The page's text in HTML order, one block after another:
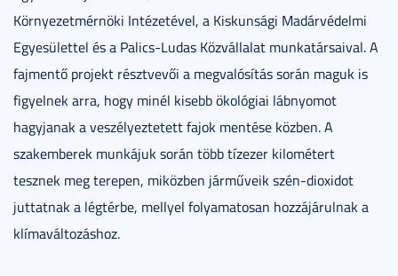
Környezetmérnöki Intézetével, a Kiskunsági Madárvédelmi
Egyesülettel és a Palics-Ludas Közvállalat munkatársaival. A
fajmentő projekt résztvevői a megvalósítás során maguk is
figyelnek arra, hogy minél kisebb ökológiai lábnyomot
hagyjanak a veszélyeztetett fajok mentése közben. A
szakemberek munkájuk során több tízezer kilométert
tesznek meg terepen, miközben járműveik szén-dioxidot
juttatnak a légtérbe, mellyel folyamatosan hozzájárulnak a
klímaváltozáshoz.